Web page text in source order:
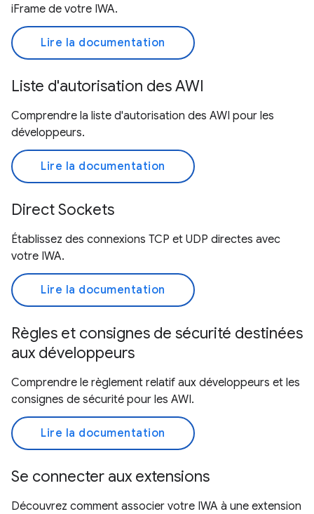
iFrame de votre IWA.
Lire la documentation
Liste d'autorisation des AWI
Comprendre la liste d'autorisation des AWI pour les
développeurs.
Lire la documentation
Direct Sockets
Établissez des connexions TCP et UDP directes avec
votre IWA.
Lire la documentation
Règles et consignes de sécurité destinées
aux développeurs
Comprendre le règlement relatif aux développeurs et les
consignes de sécurité pour les AWI.
Lire la documentation
Se connecter aux extensions
Découvrez comment associer votre IWA à une extension